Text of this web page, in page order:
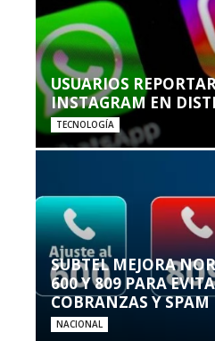
USUARIOS
INSTAGRAM EN
TECNOLOGÍA
SUBTEL MEJORA
600 Y 809 PARA
COBRANZAS Y SPAM
NACIONAL